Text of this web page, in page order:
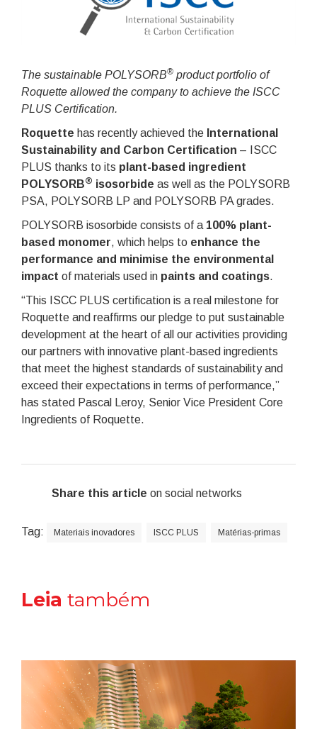
The sustainable POLYSORB® product portfolio of
Roquette allowed the company to achieve the ISCC
PLUS Certification.
Roquette has recently achieved the International
Sustainability and Carbon Certification – ISCC
PLUS thanks to its plant-based ingredient
POLYSORB® isosorbide as well as the POLYSORB
PSA, POLYSORB LP and POLYSORB PA grades.
POLYSORB isosorbide consists of a 100% plant-
based monomer, which helps to enhance the
performance and minimise the environmental
impact of materials used in paints and coatings.
“This ISCC PLUS certification is a real milestone for
Roquette and reaffirms our pledge to put sustainable
development at the heart of all our activities providing
our partners with innovative plant-based ingredients
that meet the highest standards of sustainability and
exceed their expectations in terms of performance,”
has stated Pascal Leroy, Senior Vice President Core
Ingredients of Roquette.
Share this article on social networks
Tag: Materiais inovadores ISCC PLUS Matérias-primas
Leia também